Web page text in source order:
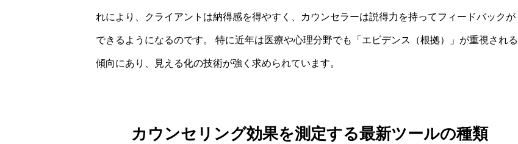
れにより、クライアントは納得感を得やすく、カウンセラーは説得力を持ってフィードバックが
できるようになるのです。 特に近年は医療や心理分野でも「エビデンス（根拠）」が重視される
傾向にあり、見える化の技術が強く求められています。
カウンセリング効果を測定する最新ツールの種類